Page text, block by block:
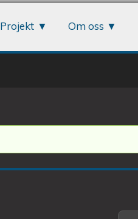
Projekt Om oss